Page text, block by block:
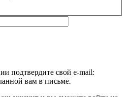
подтвердите свой e-mail:
вам в письме.